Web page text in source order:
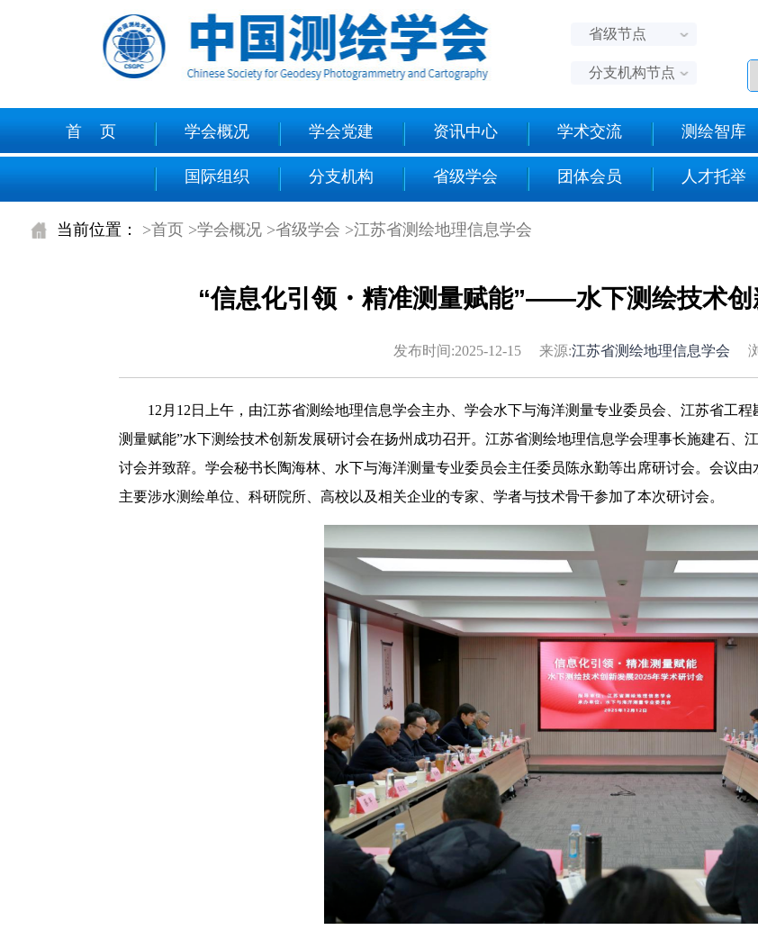
省级节点
分支机构节点
首 页 学会概况 学会党建 资讯中心 学术交流 测绘智库
国际组织 分支机构 省级学会 团体会员 人才托举
当前位置： >首页 >学会概况 >省级学会 >江苏省测绘地理信息学会
“信息化引领・精准测量赋能”——水下测绘技术
发布时间:2025-12-15 来源:江苏省测绘地理信息学会 浏
12月12日上午，由江苏省测绘地理信息学会主办、学会水下与海洋测量专业委员会、江苏省工
测量赋能”水下测绘技术创新发展研讨会在扬州成功召开。江苏省测绘地理信息学会理事长施建石、
讨会并致辞。学会秘书长陶海林、水下与海洋测量专业委员会主任委员陈永勤等出席研讨会。会议
主要涉水测绘单位、科研院所、高校以及相关企业的专家、学者与技术骨干参加了本次研讨会。